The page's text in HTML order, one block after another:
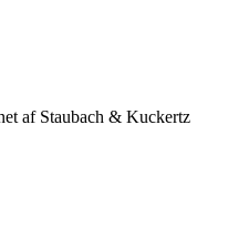
af Staubach & Kuckertz